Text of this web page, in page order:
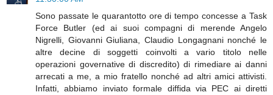
Sono passate le quarantotto ore di tempo concesse a Task
Force Butler (ed ai suoi compagni di merende Angelo
Nigrelli, Giovanni Giuliana, Claudio Longagnani nonché le
altre decine di soggetti coinvolti a vario titolo nelle
operazioni governative di discredito) di rimediare ai danni
arrecati a me, a mio fratello nonché ad altri amici attivisti.
Infatti, abbiamo inviato formale diffida via PEC ai diretti